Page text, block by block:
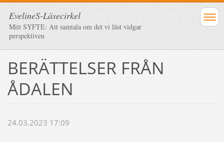
EvelineS-Läsecirkel
Mitt SYFTE: Att samtala om det vi läst vidgar
perspektiven
BERÄTTELSER FRÅN
ÅDALEN
24.03.2023 17:09